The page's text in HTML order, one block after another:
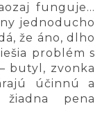
funguje…
jednoducho
že áno, dlho
problém s
butyl, zvonka
účinnú a
pena